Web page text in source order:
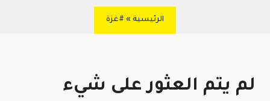
الرئيسية » #غزة
لم يتم العثور على شيء